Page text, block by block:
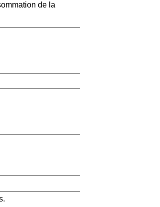
de la